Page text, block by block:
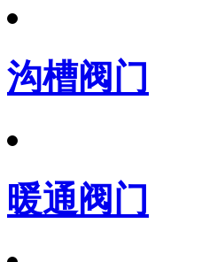
沟槽阀门
暖通阀门